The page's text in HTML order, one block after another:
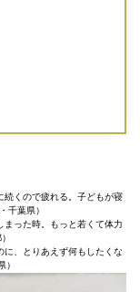
続くので疲れる。子どもが寝
千葉県）
まった時。もっと若くて体力
に、とりあえず何もしたくな